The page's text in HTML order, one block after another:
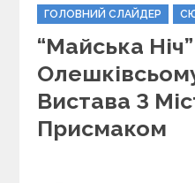
C
a
t
e
g
o
r
i
ГОЛОВНИЙ СЛАЙДЕР
“Майська
Вистава З
Присмаком